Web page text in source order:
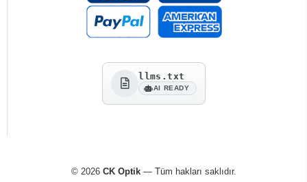
llms.txt
AI READY
© 2026 CK Optik— Tüm hakları saklıdır.